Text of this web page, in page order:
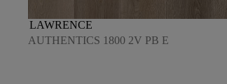
LAWRENCE
AUTHENTICS 1800 2V PB E